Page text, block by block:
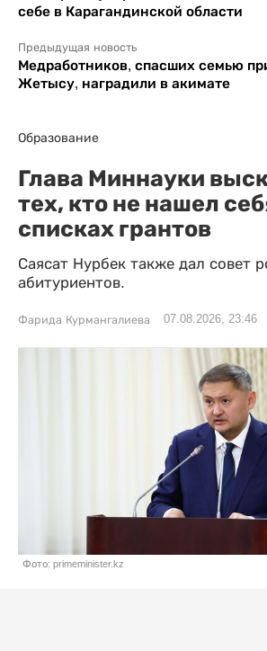
себе в Карагандинской области
Предыдущая новость
Медработников, спасших семью
Жетысу, наградили в акимате
Образование
Глава Миннауки
тех, кто не нашел
списках грантов
Саясат Нурбек также дал совет
абитуриентов.
Фарида Курмангалиева 07.08.2026, 23:46
Фото: primeminister.kz